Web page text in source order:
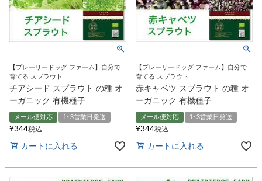
【プレーリードッグ ファーム】自分で
育てる スプラウト
チアシード スプラウト の種 オ
ーガニック 有機種子
メール便対応 1~3営業日発送
¥344税込
カートに入れる
【プレーリードッグ ファーム】自分で
育てる スプラウト
赤キャベツ スプラウト の種 オ
ーガニック 有機種子
メール便対応 1~3営業日発送
¥344税込
カートに入れる